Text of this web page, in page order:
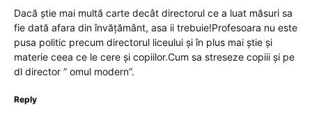
Dacă știe mai multă carte decât directorul ce a luat măsuri sa
fie dată afara din învățământ, asa ii trebuie!Profesoara nu este
pusa politic precum directorul liceului și în plus mai știe și
materie ceea ce le cere și copiilor.Cum sa streseze copiii și pe
dl director ” omul modern”.
Reply